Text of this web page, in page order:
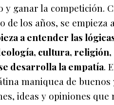
y ganar la competición.
de los años, se
a entender las
cultura, religión,
desarrolla la empatía.
maniquea de
ideas y opiniones